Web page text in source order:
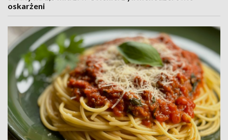
oskarżeni